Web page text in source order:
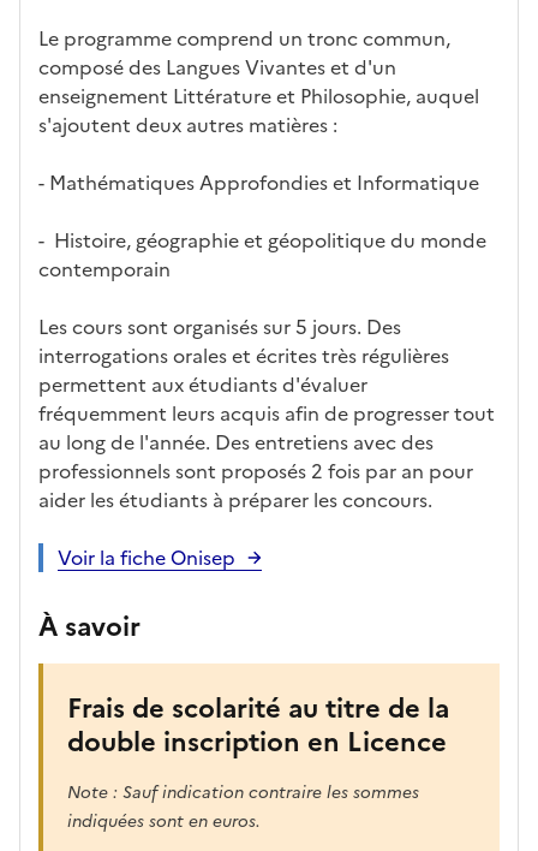
s
l
a
n
d
o
u
l
a
n
t
e
è
s
l
ur
e
Le programme comprend un tronc commun,
composé des Langues Vivantes et d'un
enseignement Littérature et Philosophie, auquel
s'ajoutent deux autres matières :
- Mathématiques Approfondies et Informatique
- Histoire, géographie et géopolitique du monde
contemporain
Les cours sont organisés sur 5 jours. Des
interrogations orales et écrites très régulières
permettent aux étudiants d'évaluer
fréquemment leurs acquis afin de progresser tout
au long de l'année. Des entretiens avec des
professionnels sont proposés 2 fois par an pour
aider les étudiants à préparer les concours.
Voir la fiche Onisep
À savoir
Frais de scolarité au titre de la
double inscription en Licence
Note : Sauf indication contraire les sommes
indiquées sont en euros.